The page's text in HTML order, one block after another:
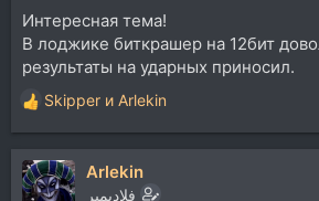
Интересная тема!
В лоджике биткрашер на 12бит
результаты на ударных приносил.
Р
е
а
к
ц
Skipper и Arlekin
Arlekin
فلاديمير